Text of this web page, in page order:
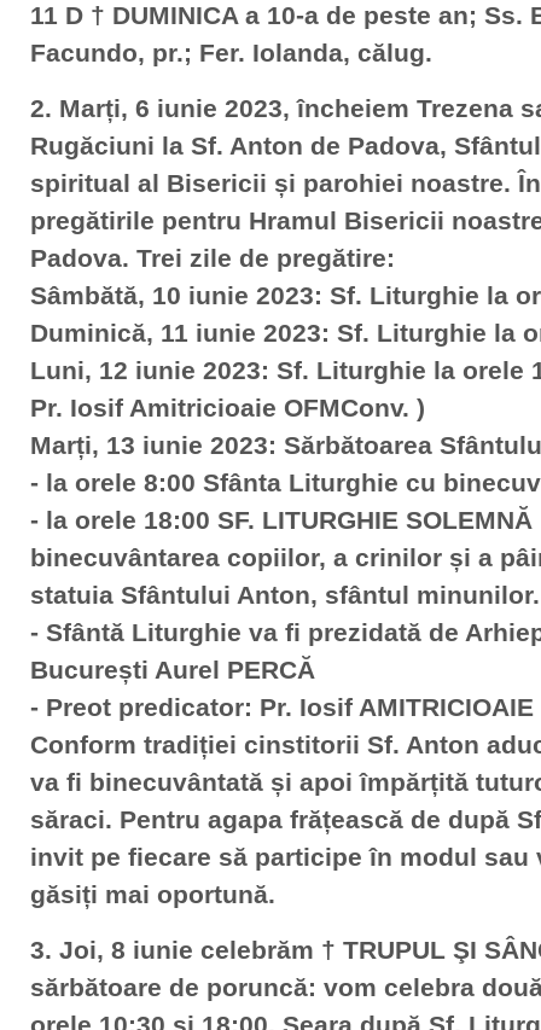
11 D † DUMINICA a 10-a de peste an; Ss.
Facundo, pr.; Fer. Iolanda, călug.
2. Marți, 6 iunie 2023, încheiem Trezena
Rugăciuni la Sf. Anton de Padova,
spiritual al Bisericii și parohiei noastre.
pregătirile pentru Hramul Bisericii
Padova. Trei zile de pregătire:
Sâmbătă, 10 iunie 2023: Sf. Liturghie la
Duminică, 11 iunie 2023: Sf. Liturghie la
Luni, 12 iunie 2023: Sf. Liturghie la orele
Pr. Iosif Amitricioaie OFMConv. )
Marți, 13 iunie 2023: Sărbătoarea
- la orele 8:00 Sfânta Liturghie cu
- la orele 18:00 SF. LITURGHIE
binecuvântarea copiilor, a crinilor și a
statuia Sfântului Anton, sfântul minunilor.
- Sfântă Liturghie va fi prezidată de
București Aurel PERCĂ
- Preot predicator: Pr. Iosif AMITRICIOAIE
Conform tradiției cinstitorii Sf. Anton
va fi binecuvântată și apoi împărțită
săraci. Pentru agapa frățească de după
invit pe fiecare să participe în modul sau
găsiți mai oportună.
3. Joi, 8 iunie celebrăm † TRUPUL ŞI
sărbătoare de poruncă: vom celebra